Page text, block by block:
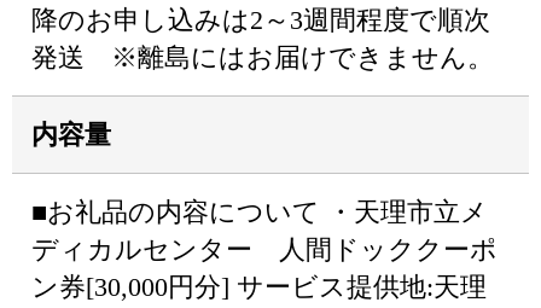
降のお申し込みは2～3週間程度で順次
発送 ※離島にはお届けできません。
内容量
■お礼品の内容について ・天理市立メ
ディカルセンター 人間ドッククーポ
ン券[30,000円分] サービス提供地:天理